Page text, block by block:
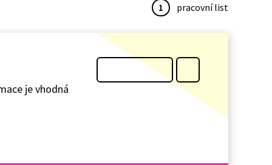
1 pracovní list
je vhodná